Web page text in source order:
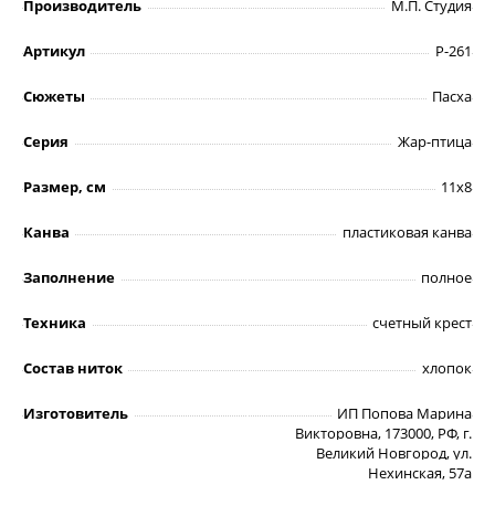
Производитель М.П. Студия
Артикул Р-261
Сюжеты Пасха
Серия Жар-птица
Размер, см 11х8
Канва пластиковая канва
Заполнение полное
Техника счетный крест
Состав ниток хлопок
Изготовитель
ИП Попова Марина
Викторовна, 173000, РФ, г.
Великий Новгород, ул.
Нехинская, 57а